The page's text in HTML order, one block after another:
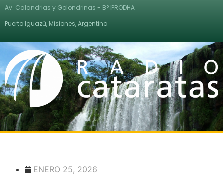
Av. Calandrias y Golondrinas - B° IPRODHA
Puerto Iguazú, Misiones, Argentina
ENERO 25, 2026